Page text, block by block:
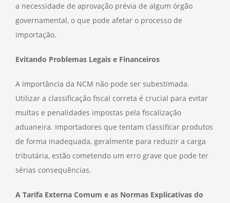
a necessidade de aprovação prévia de algum órgão
governamental, o que pode afetar o processo de
importação.
Evitando Problemas Legais e Financeiros
A importância da NCM não pode ser subestimada.
Utilizar a classificação fiscal correta é crucial para evitar
multas e penalidades impostas pela fiscalização
aduaneira. Importadores que tentam classificar produtos
de forma inadequada, geralmente para reduzir a carga
tributária, estão cometendo um erro grave que pode ter
sérias consequências.
A Tarifa Externa Comum e as Normas Explicativas do